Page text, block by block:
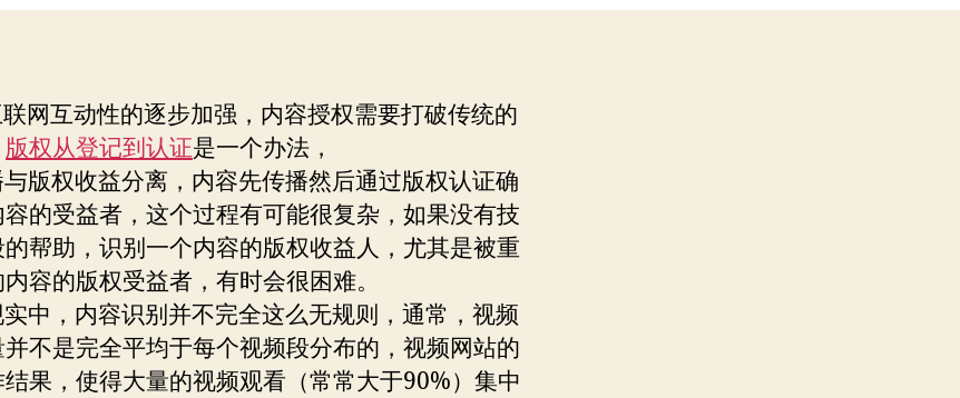
讨：
容
后
可
以
信
任
的
人
互动性的逐步加强，内容授权需要打破传统的
版权从登记到认证是一个办法，
版权收益分离，内容先传播然后通过版权认证确
的受益者，这个过程有可能很复杂，如果没有技
帮助，识别一个内容的版权收益人，尤其是被重
容的版权受益者，有时会很困难。
中，内容识别并不完全这么无规则，通常，视频
不是完全平均于每个视频段分布的，视频网站的
果，使得大量的视频观看（常常大于90%）集中